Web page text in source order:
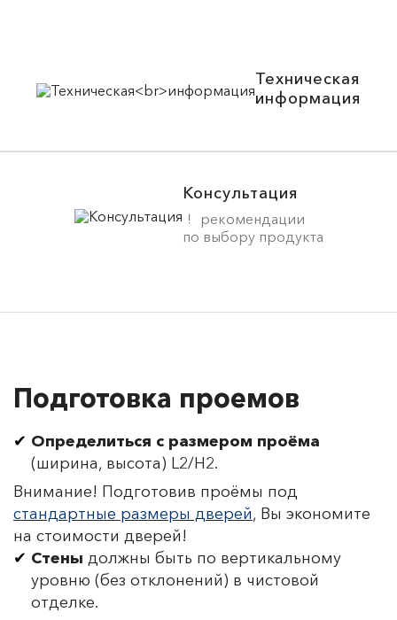
Техническая
информация
Консультация
рекомендации
по выбору продукта
Подготовка проемов
Определиться с размером проёма
(ширина, высота) L2/H2.
Внимание! Подготовив проёмы под
стандартные размеры дверей, Вы экономите
на стоимости дверей!
Стены должны быть по вертикальному
уровню (без отклонений) в чистовой
отделке.